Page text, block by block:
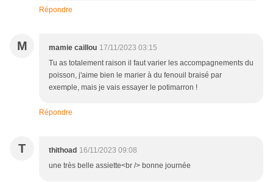
Répondre
M mamie caillou 17/11/2023 03:15
Tu as totalement raison il faut varier les accompagnements du
poisson, j'aime bien le marier à du fenouil braisé par
exemple, mais je vais essayer le potimarron !
Répondre
T thithoad 16/11/2023 09:08
une très belle assiette<br /> bonne journée